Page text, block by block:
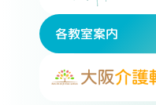
各教室案内